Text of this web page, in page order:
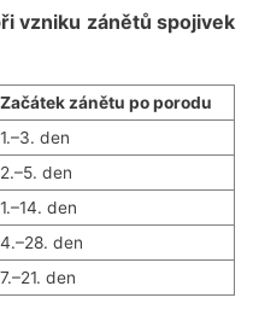
vzniku zánětů spojivek
Začátek zánětu po porodu
1.–3. den
2.–5. den
1.–14. den
4.–28. den
7.–21. den